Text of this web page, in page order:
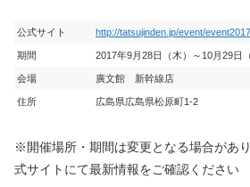
公式サイト http://tatsujinden.jp/event/
期間 2017年9月28日（木）～10月29日（
会場 廣文館 新幹線店
住所 広島県広島県松原町1-2
※開催場所・期間は変更となる場合があ
式サイトにて最新情報をご確認ください